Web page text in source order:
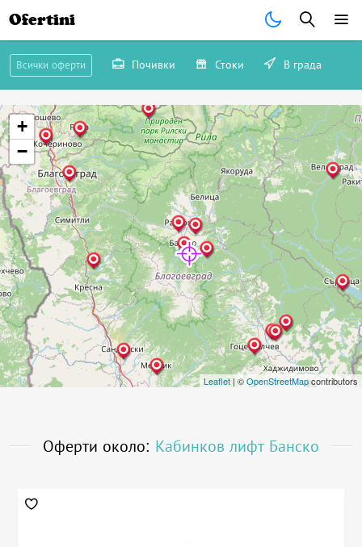
Ofertini
Всички оферти Почивки Стоки В града
+
−
Leaflet | ©OpenStreetMapcontributors
Оферти около: Кабинков лифт Банско